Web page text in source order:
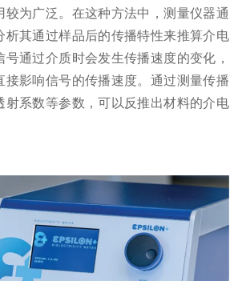
较为广泛。在这种方法中，测量仪器通
析其通过样品后的传播特性来推算介电
通过介质时会发生传播速度的变化，
接影响信号的传播速度。通过测量传播
射系数等参数，可以反推出材料的介电